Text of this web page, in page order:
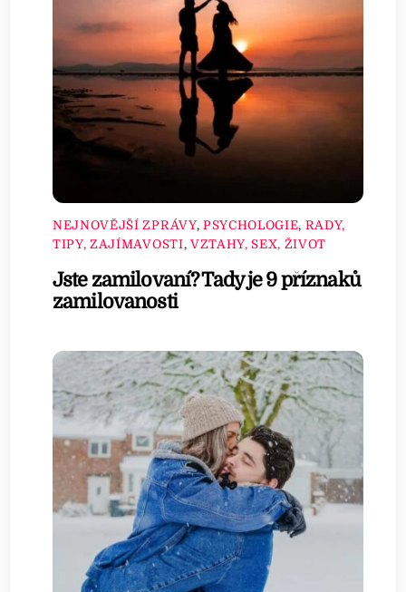
NEJNOVĚJŠÍ ZPRÁVY, PSYCHOLOGIE, RADY,
TIPY, ZAJÍMAVOSTI, VZTAHY, SEX, ŽIVOT
Jste zamilovaní? Tady je 9 příznaků
zamilovanosti